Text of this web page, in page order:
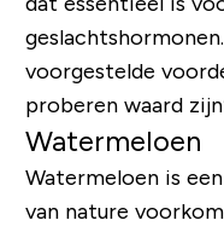
voorgestelde
proberen waard
Watermeloen
Watermeloen is
van nature